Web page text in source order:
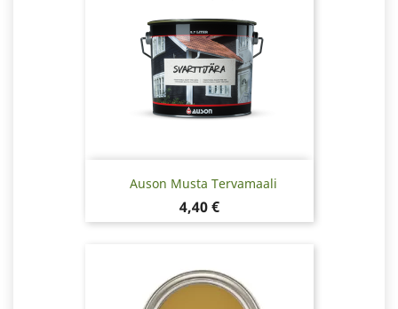
Auson Musta Tervamaali
Hinta
4,40 €